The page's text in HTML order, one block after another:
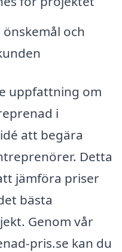
och
uppfattning om
i
att begära
Detta
jämföra priser
bästa
Genom vår
pris.se kan du